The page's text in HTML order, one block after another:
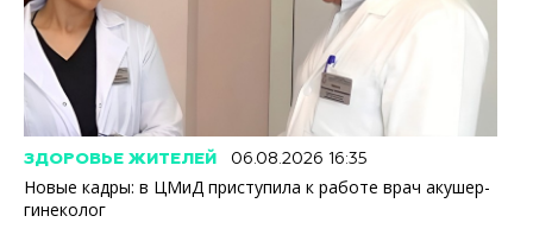
ЗДОРОВЬЕ ЖИТЕЛЕЙ 06.08.2026 16:35
Новые кадры: в ЦМиД приступила к работе врач акушер-
гинеколог